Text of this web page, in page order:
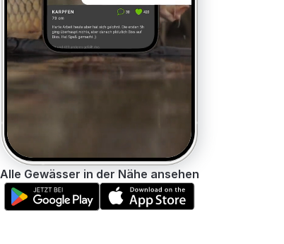
Alle Gewässer in der Nähe ansehen